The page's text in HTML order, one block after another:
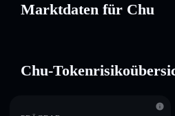
Marktdaten für Chu
Chu-